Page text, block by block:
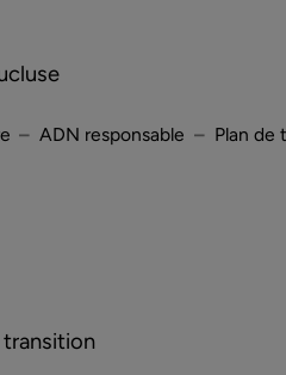
ADN responsable Plan de
transition